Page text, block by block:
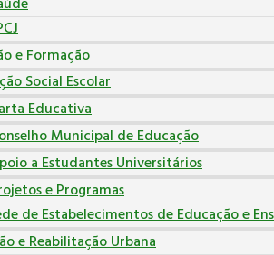
e Formação
Social Escolar
Educativa
Municipal de Educação
a Estudantes Universitários
e Programas
de Estabelecimentos de Educação e
e Reabilitação Urbana